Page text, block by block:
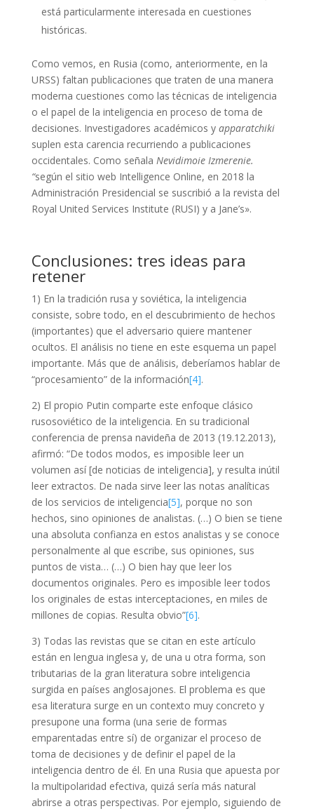
está particularmente interesada en cuestiones
históricas.
Como vemos, en Rusia (como, anteriormente, en la
URSS) faltan publicaciones que traten de una manera
moderna cuestiones como las técnicas de inteligencia
o el papel de la inteligencia en proceso de toma de
decisiones. Investigadores académicos y apparatchiki
suplen esta carencia recurriendo a publicaciones
occidentales. Como señala Nevidimoie Izmerenie.
“según el sitio web Intelligence Online, en 2018 la
Administración Presidencial se suscribió a la revista del
Royal United Services Institute (RUSI) y a Jane’s».
Conclusiones: tres ideas para
retener
1) En la tradición rusa y soviética, la inteligencia
consiste, sobre todo, en el descubrimiento de hechos
(importantes) que el adversario quiere mantener
ocultos. El análisis no tiene en este esquema un papel
importante. Más que de análisis, deberíamos hablar de
“procesamiento” de la información[4].
2) El propio Putin comparte este enfoque clásico
rusosoviético de la inteligencia. En su tradicional
conferencia de prensa navideña de 2013 (19.12.2013),
afirmó: “De todos modos, es imposible leer un
volumen así [de noticias de inteligencia], y resulta inútil
leer extractos. De nada sirve leer las notas analíticas
de los servicios de inteligencia[5], porque no son
hechos, sino opiniones de analistas. (…) O bien se tiene
una absoluta confianza en estos analistas y se conoce
personalmente al que escribe, sus opiniones, sus
puntos de vista… (…) O bien hay que leer los
documentos originales. Pero es imposible leer todos
los originales de estas interceptaciones, en miles de
millones de copias. Resulta obvio”[6].
3) Todas las revistas que se citan en este artículo
están en lengua inglesa y, de una u otra forma, son
tributarias de la gran literatura sobre inteligencia
surgida en países anglosajones. El problema es que
esa literatura surge en un contexto muy concreto y
presupone una forma (una serie de formas
emparentadas entre sí) de organizar el proceso de
toma de decisiones y de definir el papel de la
inteligencia dentro de él. En una Rusia que apuesta por
la multipolaridad efectiva, quizá sería más natural
abrirse a otras perspectivas. Por ejemplo, siguiendo de